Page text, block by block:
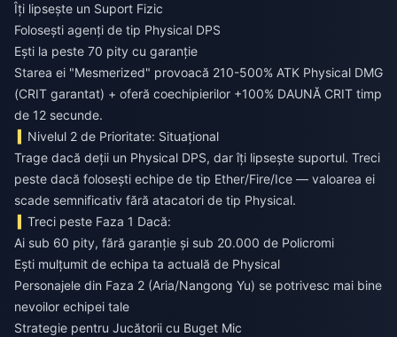
Îți lipsește un Suport Fizic
Folosești agenți de tip Physical DPS
Ești la peste 70 pity cu garanție
Starea ei "Mesmerized" provoacă 210-500% ATK Physical DMG
(CRIT garantat) + oferă coechipierilor +100% DAUNĂ CRIT timp
de 12 secunde.
Nivelul 2 de Prioritate: Situațional
Trage dacă deții un Physical DPS, dar îți lipsește suportul. Treci
peste dacă folosești echipe de tip Ether/Fire/Ice — valoarea ei
scade semnificativ fără atacatori de tip Physical.
Treci peste Faza 1 Dacă:
Ai sub 60 pity, fără garanție și sub 20.000 de Policromi
Ești mulțumit de echipa ta actuală de Physical
Personajele din Faza 2 (Aria/Nangong Yu) se potrivesc mai bine
nevoilor echipei tale
Strategie pentru Jucătorii cu Buget Mic